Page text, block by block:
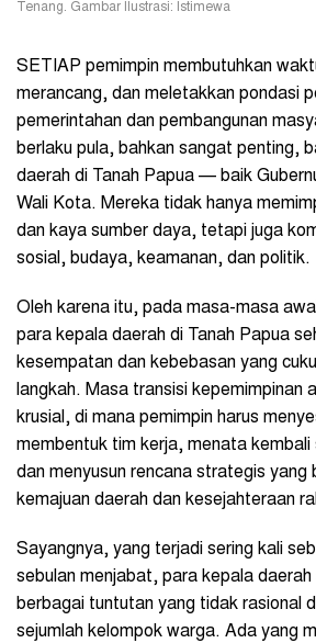
Tenang. Gambar Ilustrasi: Istimewa
SETIAP pemimpin membutuhkan
merancang, dan meletakkan pondasi
pemerintahan dan pembangunan
berlaku pula, bahkan sangat penting,
daerah di Tanah Papua — baik
Wali Kota. Mereka tidak hanya
dan kaya sumber daya, tetapi juga
sosial, budaya, keamanan, dan politik.
Oleh karena itu, pada masa-masa
para kepala daerah di Tanah Papua
kesempatan dan kebebasan yang
langkah. Masa transisi kepemimpinan
krusial, di mana pemimpin harus
membentuk tim kerja, menata
dan menyusun rencana strategis yang
kemajuan daerah dan kesejahteraan
Sayangnya, yang terjadi sering kali
sebulan menjabat, para kepala daerah
berbagai tuntutan yang tidak rasional
sejumlah kelompok warga. Ada yang